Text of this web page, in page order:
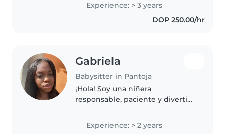
brindar un entorno seguro y
Experience: > 3 years
DOP 250.00/hr
Gabriela
Babysitter in Pantoja
¡Hola! Soy una niñera
responsable, paciente y divertida
cuidando niños de todas las
edades. Me encanta , leer
Experience: > 2 years